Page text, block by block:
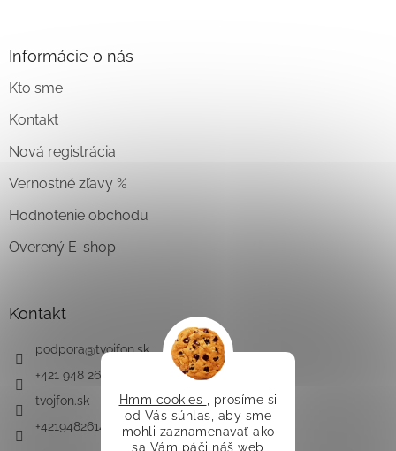
Hmm cookies
, prosíme si
od Vás súhlas, aby sme
mohli zaznamenavať ako
sa Vám páči náš web
Informácie o nás
Kto sme
Kontakt
Nová registrácia
Vernostné zľavy %
Hodnotenie obchodu
Overený E-shop
Kontakt
podpora@tvojfon.sk
+421 948 261 491
tvojfon.sk
+421948261491